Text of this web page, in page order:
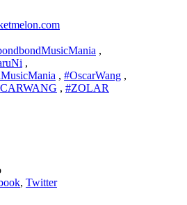
,
,
, #OscarWang ,
, #ZOLAR
, Twitter